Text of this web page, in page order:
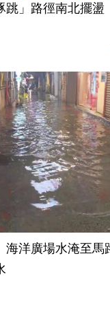
跳」路徑南北擺
洋廣場水淹至馬